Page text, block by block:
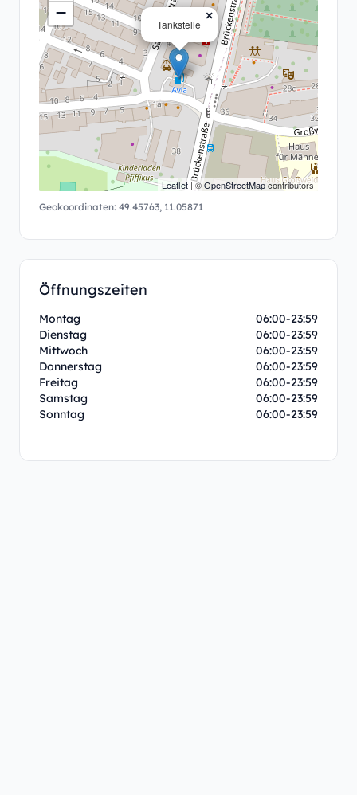
Tankstelle
×
−
Leaflet | ©OpenStreetMapcontributors
Geokoordinaten: 49.45763, 11.05871
Öffnungszeiten
Montag
06:00-23:59
Dienstag
06:00-23:59
Mittwoch
06:00-23:59
Donnerstag
06:00-23:59
Freitag
06:00-23:59
Samstag
06:00-23:59
Sonntag
06:00-23:59